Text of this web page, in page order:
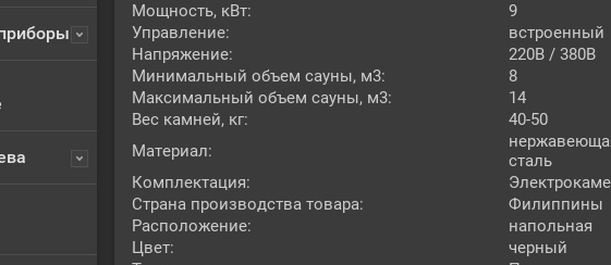
Мощность, кВт:
9
Управление:
встроенный
Напряжение:
220В / 380В
Минимальный объем сауны, м3:
8
Максимальный объем сауны, м3:
14
Вес камней, кг:
40-50
Материал:
сталь
Комплектация:
Страна производства товара:
Филиппины
Расположение:
напольная
Цвет:
черный